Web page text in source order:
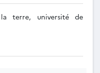
terre, université de